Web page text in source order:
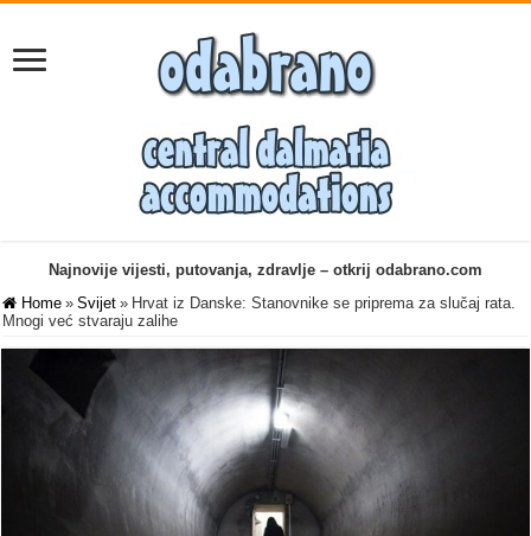
Najnovije vijesti, putovanja, zdravlje – otkrij odabrano.com
Home » Svijet » Hrvat iz Danske: Stanovnike se priprema za slučaj rata.
Mnogi već stvaraju zalihe